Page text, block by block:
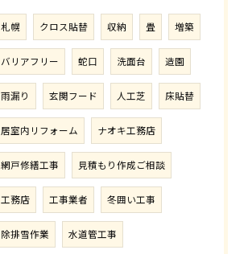
札幌 クロス貼替 収納 畳 増築
バリアフリー 蛇口 洗面台 造園
雨漏り 玄関フード 人工芝 床貼替
居室内リフォーム ナオキ工務店
網戸修繕工事 見積もり作成ご相談
工務店 工事業者 冬囲い工事
除排雪作業 水道管工事